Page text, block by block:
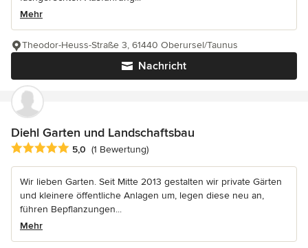
Mehr
Nachricht
Theodor-Heuss-Straße 3, 61440 Oberursel/Taunus
Diehl Garten und Landschaftsbau
Durchschnittliche Bewertung: 5 von 5 Sternen
5,0 (1 Bewertung)
Wir lieben Garten. Seit Mitte 2013 gestalten wir private Gärten
und kleinere öffentliche Anlagen um, legen diese neu an,
führen Bepflanzungen...
Mehr